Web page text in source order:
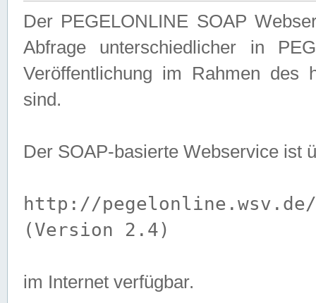
Der PEGELONLINE SOAP
Abfrage unterschiedlicher in
Veröffentlichung im Rahmen des
sind.
Der SOAP-basierte Webservice ist
http://pegelonline.wsv.de/
(Version 2.4)
im Internet verfügbar.